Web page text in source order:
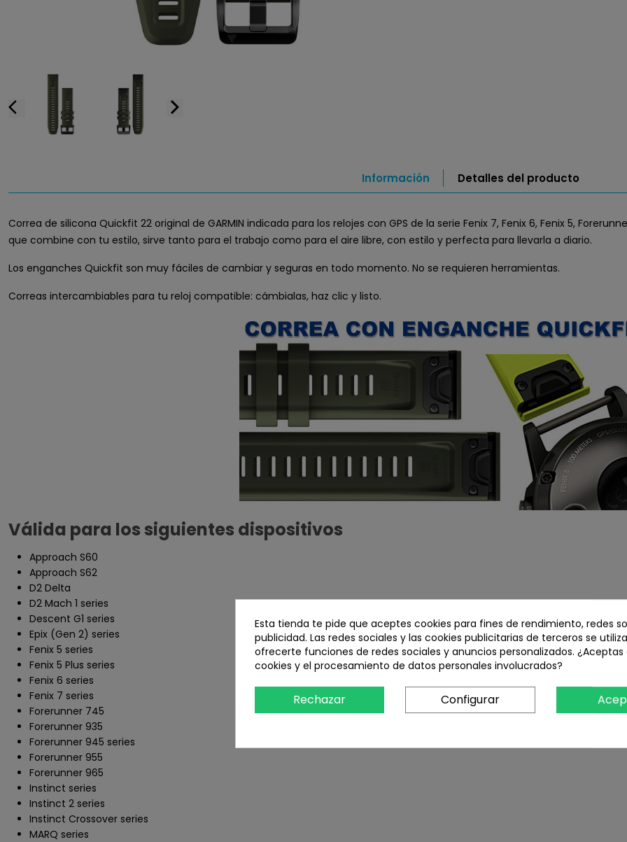
arrow_back_ios arrow_forward_ios
Información Detalles del producto
Correa de silicona Quickfit 22 original de GARMIN indicada para los relojes con GPS de la serie Fenix 7, Fenix 6, Fenix 5,
que combine con tu estilo, sirve tanto para el trabajo como para el aire libre, con estilo y perfecta para llevarla a diario.
Los enganches Quickfit son muy fáciles de cambiar y seguras en todo momento. No se requieren herramientas.
Correas intercambiables para tu reloj compatible: cámbialas, haz clic y listo.
Válida para los siguientes dispositivos
Approach S60
Approach S62
D2 Delta
D2 Mach 1 series
Descent G1 series
Epix (Gen 2) series
Fenix 5 series
Fenix 5 Plus series
Fenix 6 series
Fenix 7 series
Forerunner 745
Forerunner 935
Forerunner 945 series
Forerunner 955
Forerunner 965
Instinct series
Instinct 2 series
Instinct Crossover series
MARQ series
Esta tienda te pide que aceptes cookies para fines de rendimiento, redes
publicidad. Las redes sociales y las cookies publicitarias de terceros se
ofrecerte funciones de redes sociales y anuncios personalizados. ¿Aceptas
cookies y el procesamiento de datos personales involucrados?
Rechazar Configurar